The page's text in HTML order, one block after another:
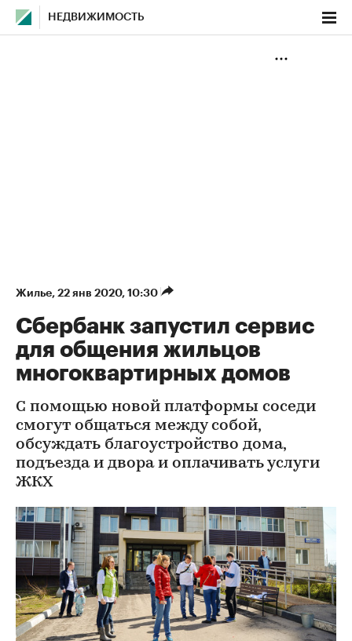
НЕДВИЖИМОСТЬ
Жилье⁠, 22 янв 2020, 10:30
Сбербанк запустил сервис
для общения жильцов
многоквартирных домов
С помощью новой платформы соседи
смогут общаться между собой,
обсуждать благоустройство дома,
подъезда и двора и оплачивать услуги
ЖКХ